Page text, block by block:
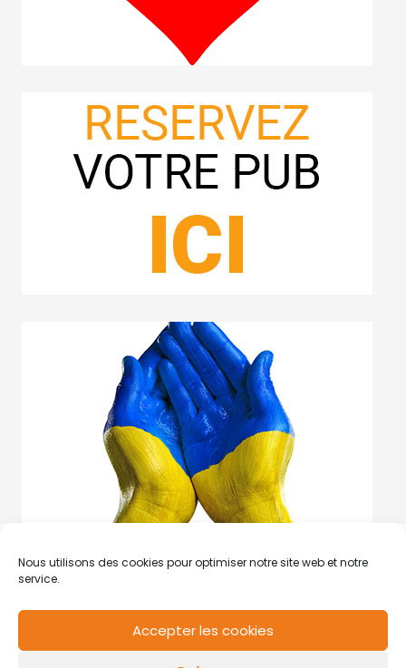
Nous utilisons des cookies pour optimiser notre site web et notre
service.
Accepter les cookies